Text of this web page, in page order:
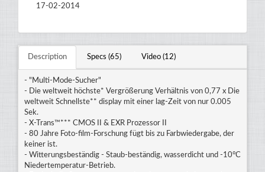
17-02-2014
Description Specs (65) Video (12)
- "Multi-Mode-Sucher"
- Die weltweit höchste* Vergrößerung Verhältnis von 0,77 x Die
weltweit Schnellste** display mit einer lag-Zeit von nur 0.005
Sek.
- X-Trans™*** CMOS II & EXR Prozessor II
- 80 Jahre Foto-film-Forschung fügt bis zu Farbwiedergabe, der
keiner ist.
- Witterungsbeständig - Staub-beständig, wasserdicht und -10°C
Niedertemperatur-Betrieb.